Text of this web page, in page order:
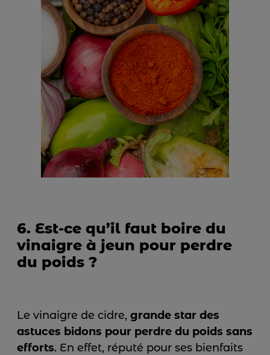
6. Est-ce qu’il faut boire du
vinaigre à jeun pour perdre
du poids ?
Le vinaigre de cidre, grande star des
astuces bidons pour perdre du poids sans
efforts. En effet, réputé pour ses bienfaits